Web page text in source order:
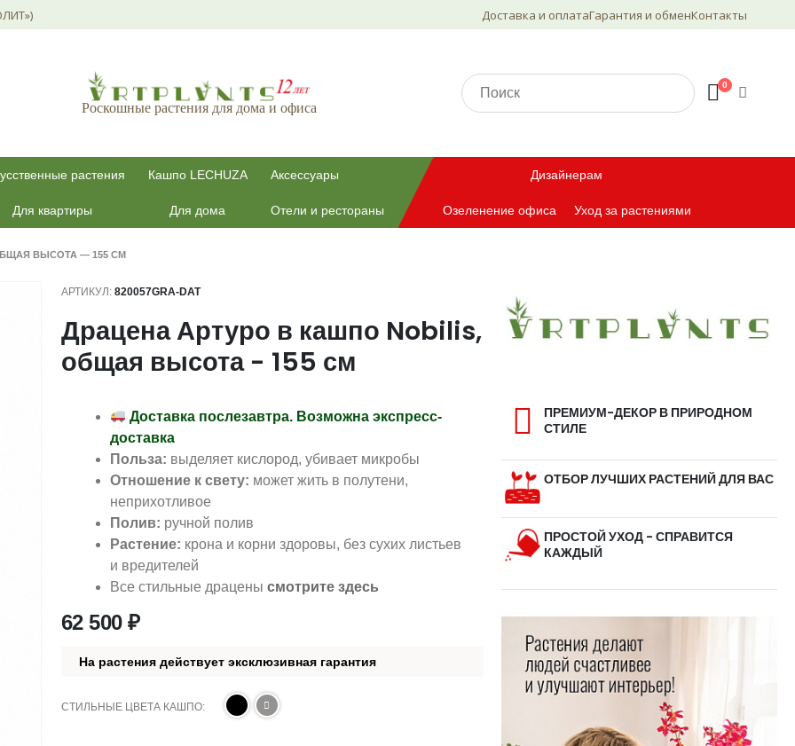
Доставка и оплатаГарантия и обменКонтакты
Роскошные растения для дома и офиса
0
растения Кашпо LECHUZA Аксессуары
Озеленение офиса Уход за растениями
Дизайнерам
Для квартиры Для дома Отели и рестораны
ВЫСОТА — 155 СМ
АРТИКУЛ: 820057GRA-DAT
Драцена Артуро в кашпо Nobilis,
общая высота - 155 см
Доставка послезавтра. Возможна экспресс-
доставка
Польза: выделяет кислород, убивает микробы
Отношение к свету: может жить в полутени,
неприхотливое
Полив: ручной полив
Растение: крона и корни здоровы, без сухих листьев
и вредителей
Все стильные драцены смотрите здесь
62 500₽
На растения действует эксклюзивная гарантия
СТИЛЬНЫЕ ЦВЕТА КАШПО
ПРЕМИУМ-ДЕКОР В ПРИРОДНОМ
СТИЛЕ
ОТБОР ЛУЧШИХ РАСТЕНИЙ ДЛЯ ВАС
ПРОСТОЙ УХОД - СПРАВИТСЯ
КАЖДЫЙ